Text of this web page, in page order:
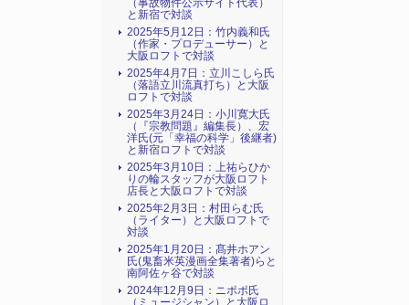
（事故物件公示サイト代表）
と新宿で対談
2025年5月12日：竹内義和氏
（作家・プロデューサー）と
大阪ロフトで対談
2025年4月7日：立川こしら氏
（落語立川流真打ち）と大阪
ロフトで対談
2025年3月24日：小川寛大氏
（『宗教問題』編集長）、宏
洋氏(元「幸福の科学」後継者)
と新宿ロフトで対談
2025年3月10日：上祐らひか
りの輪スタッフが大阪ロフト
店長と大阪ロフトで対談
2025年2月3日：村田らむ氏
（ライター）と大阪ロフトで
対談
2025年1月20日：髙井ホアン
氏(鬼畜米英漫画全集著者)らと
南阿佐ヶ谷で対談
2024年12月9日：ニポポ氏